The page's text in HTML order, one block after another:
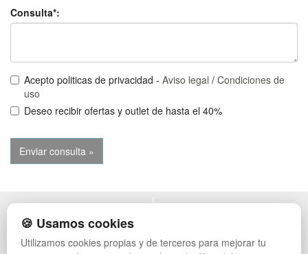
Consulta*:
Acepto politicas de privacidad - Aviso legal / Condiciones de
uso
Deseo recibir ofertas y outlet de hasta el 40%
POLÍTICA DE PRIVACIDAD
CONDICIONES DE USO
CAMBIOS Y DEVOLUCIONES
MUEBLES VINTAGE
🍪 Usamos cookies
Utilizamos cookies propias y de terceros para mejorar tu